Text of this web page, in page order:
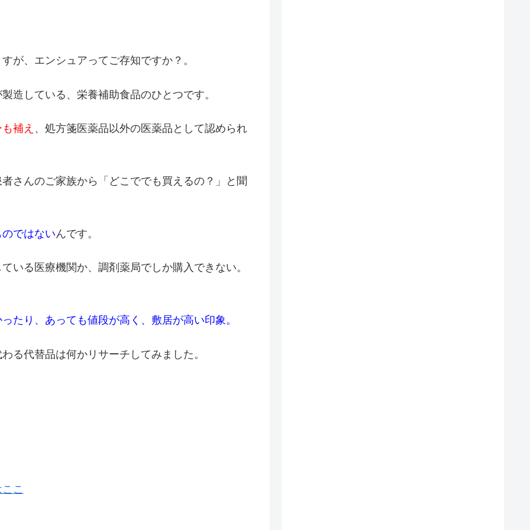
が、 エンシュアってご存知ですか？。
造している、栄養補助食品のひとつです。
補え 、処方箋医薬品以外の医薬品として認められ
さんのご家族から「どこででも買えるの？」と聞
ではないんです。
いる医療機関か、調剤薬局でしか購入できない。
たり、あっても値段が高く、敷居が高い印象。
る代替品は何かリサーチしてみました。
こ